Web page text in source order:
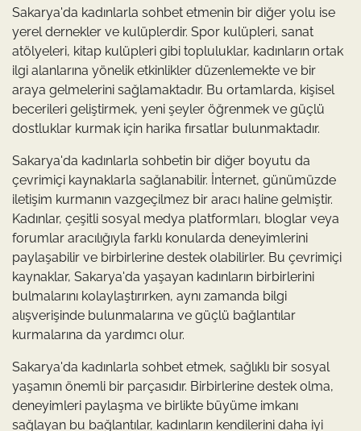
Sakarya'da kadınlarla sohbet etmenin bir diğer yolu ise
yerel dernekler ve kulüplerdir. Spor kulüpleri, sanat
atölyeleri, kitap kulüpleri gibi topluluklar, kadınların ortak
ilgi alanlarına yönelik etkinlikler düzenlemekte ve bir
araya gelmelerini sağlamaktadır. Bu ortamlarda, kişisel
becerileri geliştirmek, yeni şeyler öğrenmek ve güçlü
dostluklar kurmak için harika fırsatlar bulunmaktadır.
Sakarya'da kadınlarla sohbetin bir diğer boyutu da
çevrimiçi kaynaklarla sağlanabilir. İnternet, günümüzde
iletişim kurmanın vazgeçilmez bir aracı haline gelmiştir.
Kadınlar, çeşitli sosyal medya platformları, bloglar veya
forumlar aracılığıyla farklı konularda deneyimlerini
paylaşabilir ve birbirlerine destek olabilirler. Bu çevrimiçi
kaynaklar, Sakarya'da yaşayan kadınların birbirlerini
bulmalarını kolaylaştırırken, aynı zamanda bilgi
alışverişinde bulunmalarına ve güçlü bağlantılar
kurmalarına da yardımcı olur.
Sakarya'da kadınlarla sohbet etmek, sağlıklı bir sosyal
yaşamın önemli bir parçasıdır. Birbirlerine destek olma,
deneyimleri paylaşma ve birlikte büyüme imkanı
sağlayan bu bağlantılar, kadınların kendilerini daha iyi